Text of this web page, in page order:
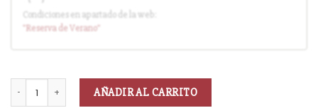
Entrega en cuanto el pedido esté disponible (sin descuento)
Condiciones en apartado de la web:
"Reservade Verano"
AÑADIR AL CARRITO